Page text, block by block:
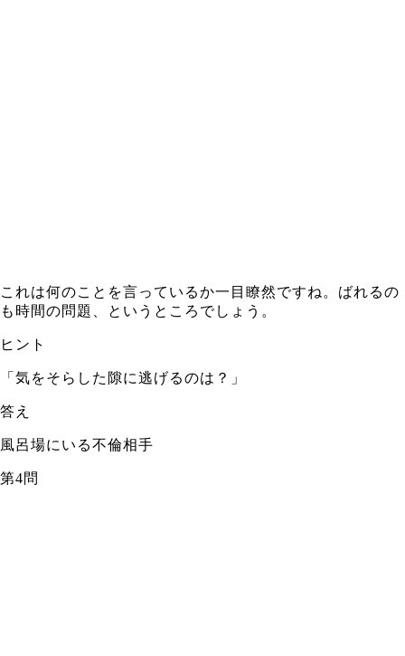
これは何のことを言っているか一目瞭然ですね。ばれるの
も時間の問題、というところでしょう。
ヒント
「気をそらした隙に逃げるのは？」
答え
風呂場にいる不倫相手
第4問